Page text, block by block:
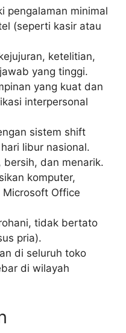
pengalaman minimal
(seperti kasir atau
ketelitian,
yang tinggi.
yang kuat dan
interpersonal
sistem shift
libur nasional.
bersih, dan menarik.
komputer,
Microsoft Office
tidak bertato
pria).
di seluruh toko
di wilayah